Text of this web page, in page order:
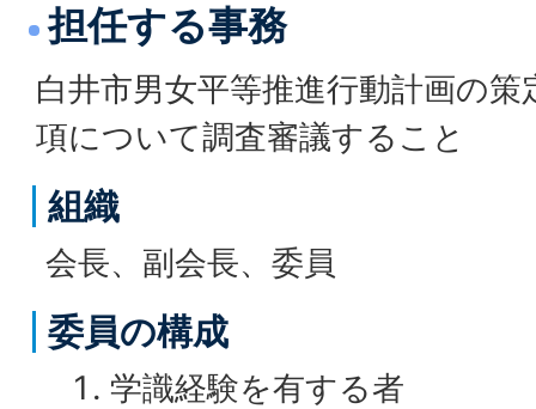
担任する事務
白井市男女平等推進行動計画の
項について調査審議すること
組織
会長、副会長、委員
委員の構成
学識経験を有する者